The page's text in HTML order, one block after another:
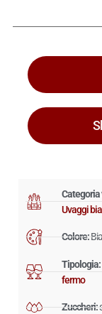
Categoria
Uvaggi
Colore:
Tipologia:
fermo
Zuccheri: